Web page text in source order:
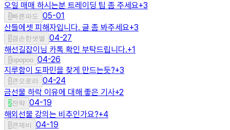
오일 매매 하시는분 트레이딩 팁 좀 주세요+3
1빠른파도 05-01
산들에셋 피해자입니다. 글 좀 봐주세요+3
1겸손한샛별
04-27
해선길잡이님 카톡 확인 부탁드립니다.+1
1opopoo 04-26
지루함이 도파민을 찾게 만드는듯?+3
1큰오로라 04-24
금선물 하락 이유에 대해 좋은 기사+2
2전략 04-19
해외선물 강의는 비추인가요?+4
1큰제비 04-19